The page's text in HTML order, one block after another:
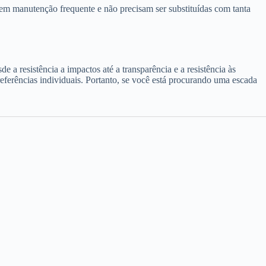
manutenção frequente e não precisam ser substituídas com tanta
a resistência a impactos até a transparência e a resistência às
individuais. Portanto, se você está procurando uma escada